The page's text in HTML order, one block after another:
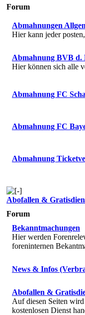
Forum
Abmahnungen
Hier kann jeder
Abmahnung BVB d.
Hier können sich alle
Abmahnung FC
Abmahnung FC
Abmahnung
Abofallen &
Forum
Bekanntmachungen
Hier werden
foreninternen
News & Infos
Abofallen &
Auf diesen Seiten
kostenlosen Dienst